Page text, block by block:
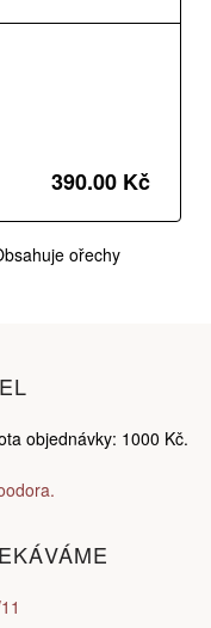
390.00 Kč
ořechy
objednávky: 1000 Kč.